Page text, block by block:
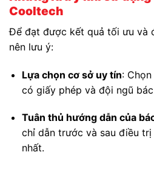
Cooltech
Để đạt được kết quả tối ưu và
nên lưu ý:
Lựa chọn cơ sở uy tín:
có giấy phép và đội ngũ
Tuân thủ hướng dẫn của
chỉ dẫn trước và sau điều
nhất.